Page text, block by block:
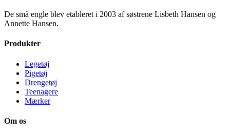
De små engle blev etableret i 2003 af søstrene Lisbeth Hansen og
Annette Hansen.
Produkter
Legetøj
Pigetøj
Drengetøj
Teenagere
Mærker
Om os